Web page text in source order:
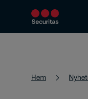
Produkter och
Hem